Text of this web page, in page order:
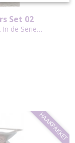
Set 02
In de Serie…
HAAKPAKKET